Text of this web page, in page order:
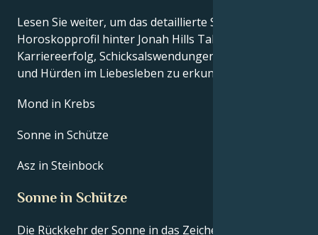
Lesen Sie weiter, um das detaillierte Sternzeichen-
Horoskopprofil hinter Jonah Hills Talent, Charisma,
Karriereerfolg, Schicksalswendungen, Lebensweg
und Hürden im Liebesleben zu erkunden.
Mond in Krebs
Sonne in Schütze
Asz in Steinbock
Sonne in Schütze
Die Rückkehr der Sonne in das Zeichen Schütze